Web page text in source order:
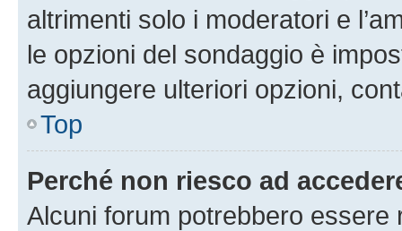
altrimenti solo i moderatori e
le opzioni del sondaggio è
aggiungere ulteriori opzioni,
Top
Perché non riesco ad
Alcuni forum potrebbero